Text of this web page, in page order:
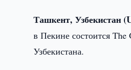
Ташкент, Узбекистан
в Пекине состоится
Узбекистана.